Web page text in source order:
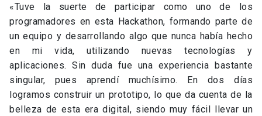
«Tuve la suerte de participar como uno de los
programadores en esta Hackathon, formando parte de
un equipo y desarrollando algo que nunca había hecho
en mi vida, utilizando nuevas tecnologías y
aplicaciones. Sin duda fue una experiencia bastante
singular, pues aprendí muchísimo. En dos días
logramos construir un prototipo, lo que da cuenta de la
belleza de esta era digital, siendo muy fácil llevar un